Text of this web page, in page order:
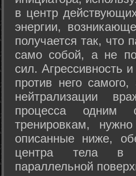
в центр
энергии,
получается так, что
само собой, а не
сил. Агрессивность
против него
нейтрализации
процесса одним
тренировкам,
описанные ниже,
центра тела в
параллельной